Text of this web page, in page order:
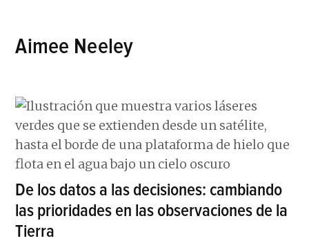
Aimee Neeley
De los datos a las decisiones: cambiando
las prioridades en las observaciones de la
Tierra